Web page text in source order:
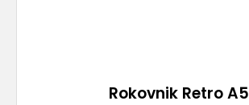
Rokovnik Retro A5